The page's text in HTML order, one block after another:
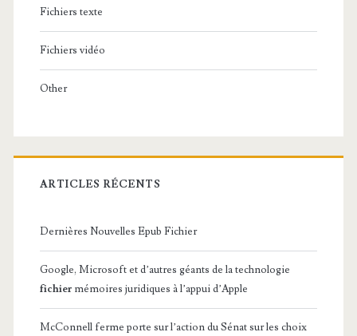
Fichiers texte
Fichiers vidéo
Other
ARTICLES RÉCENTS
Dernières Nouvelles Epub Fichier
Google, Microsoft et d’autres géants de la technologie
fichier mémoires juridiques à l’appui d’Apple
McConnell ferme porte sur l’action du Sénat sur les choix